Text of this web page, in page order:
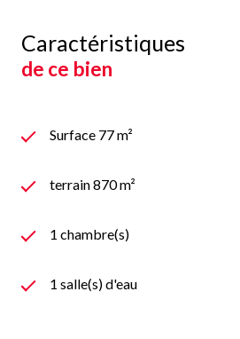
Caractéristiques
de ce bien
Surface 77 m²
terrain 870 m²
1 chambre(s)
1 salle(s) d'eau